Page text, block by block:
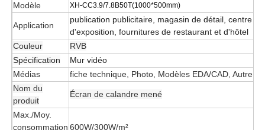
Modèle
XH-CC3.9/7.8B50T(1000*500mm)
Application
publication publicitaire, magasin de détail, centre
d'exposition, fournitures de restaurant et d'hôtel
Couleur
RVB
Spécification
Mur vidéo
Médias
fiche technique, Photo, Modèles EDA/CAD, Autre
Nom du
produit
Écran de calandre mené
Max./Moy.
consommation 600W/300W/m²